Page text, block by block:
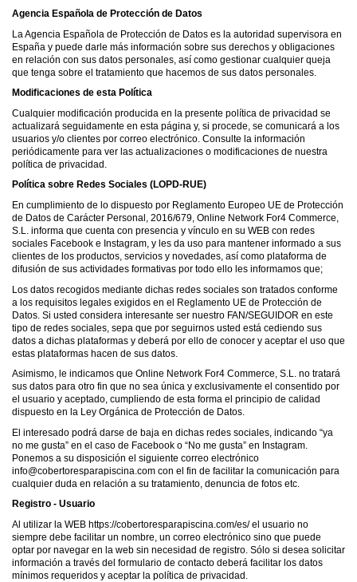
Agencia Española de Protección de Datos
La Agencia Española de Protección de Datos es la autoridad supervisora en
España y puede darle más información sobre sus derechos y obligaciones
en relación con sus datos personales, así como gestionar cualquier queja
que tenga sobre el tratamiento que hacemos de sus datos personales.
Modificaciones de esta Política
Cualquier modificación producida en la presente política de privacidad se
actualizará seguidamente en esta página y, si procede, se comunicará a los
usuarios y/o clientes por correo electrónico. Consulte la información
periódicamente para ver las actualizaciones o modificaciones de nuestra
política de privacidad.
Política sobre Redes Sociales (LOPD-RUE)
En cumplimiento de lo dispuesto por Reglamento Europeo UE de Protección
de Datos de Carácter Personal, 2016/679, Online Network For4 Commerce,
S.L. informa que cuenta con presencia y vínculo en su WEB con redes
sociales Facebook e Instagram, y les da uso para mantener informado a sus
clientes de los productos, servicios y novedades, así como plataforma de
difusión de sus actividades formativas por todo ello les informamos que;
Los datos recogidos mediante dichas redes sociales son tratados conforme
a los requisitos legales exigidos en el Reglamento UE de Protección de
Datos. Si usted considera interesante ser nuestro FAN/SEGUIDOR en este
tipo de redes sociales, sepa que por seguirnos usted está cediendo sus
datos a dichas plataformas y deberá por ello de conocer y aceptar el uso que
estas plataformas hacen de sus datos.
Asimismo, le indicamos que Online Network For4 Commerce, S.L. no tratará
sus datos para otro fin que no sea única y exclusivamente el consentido por
el usuario y aceptado, cumpliendo de esta forma el principio de calidad
dispuesto en la Ley Orgánica de Protección de Datos.
El interesado podrá darse de baja en dichas redes sociales, indicando “ya
no me gusta” en el caso de Facebook o “No me gusta” en Instagram.
Ponemos a su disposición el siguiente correo electrónico
info@cobertoresparapiscina.com con el fin de facilitar la comunicación para
cualquier duda en relación a su tratamiento, denuncia de fotos etc.
Registro - Usuario
Al utilizar la WEB https://cobertoresparapiscina.com/es/ el usuario no
siempre debe facilitar un nombre, un correo electrónico sino que puede
optar por navegar en la web sin necesidad de registro. Sólo si desea solicitar
información a través del formulario de contacto deberá facilitar los datos
mínimos requeridos y aceptar la política de privacidad.